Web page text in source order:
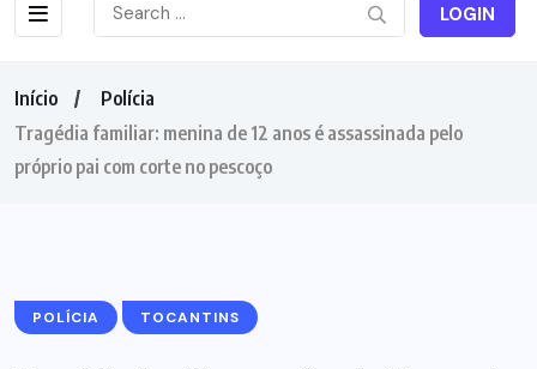
LOGIN
Início
Polícia
Tragédia familiar: menina de 12 anos é assassinada pelo
próprio pai com corte no pescoço
POLÍCIA TOCANTINS